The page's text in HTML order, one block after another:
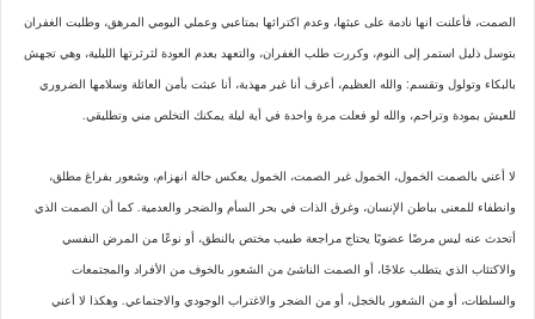
الصمت، فأعلنت انها نادمة على عبثها، وعدم اكتراثها بمتاعبي وعملي اليومي المرهق، وطلبت الغفران
بتوسل ذليل استمر إلى النوم، وكررت طلب الغفران، والتعهد بعدم العودة لثرثرتها الليلية، وهي تجهش
بالبكاء وتولول وتقسم: والله العظيم، أعرف أنا غير مهذبة، أنا عبثت بأمن العائلة وسلامها الضروري
للعيش بمودة وتراحم، والله لو فعلت مرة واحدة في أية ليلة يمكنك التخلص مني وتطليقي.
لا أعني بالصمت الخمول، الخمول غير الصمت، الخمول يعكس حالة انهزام، وشعور بفراغ مطلق،
وانطفاء للمعنى بباطن الإنسان، ‏وغرق الذات في بحر السأم والضجر والعدمية. كما أن الصمت الذي
أتحدث عنه ليس مرضًا عضويًا يحتاج مراجعة طبيب مختص بالنطق، أو نوعًا من المرض النفسي
والاكتئاب الذي يتطلب علاجًا، أو الصمت الناشئ من الشعور بالخوف من الأفراد والمجتمعات
والسلطات، أو من الشعور بالخجل، أو من الضجر والاغتراب الوجودي والاجتماعي. وهكذا لا أعني